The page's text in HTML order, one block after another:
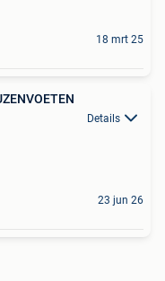
18 mrt 25
Details
23 jun 26